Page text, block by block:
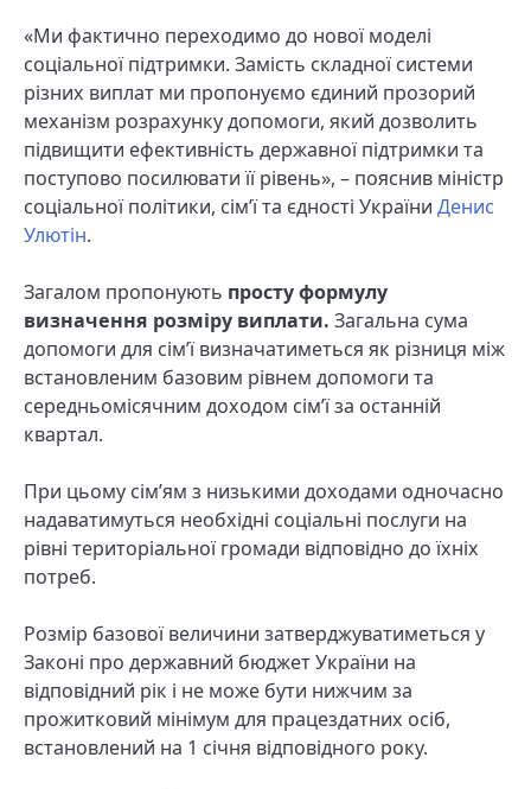
«Ми фактично переходимо до нової моделі
соціальної підтримки. Замість складної системи
різних виплат ми пропонуємо єдиний прозорий
механізм розрахунку допомоги, який дозволить
підвищити ефективність державної підтримки та
поступово посилювати її рівень», – пояснив міністр
соціальної політики, сім’ї та єдності України Денис
Улютін.
Загалом пропонують просту формулу
визначення розміру виплати. Загальна сума
допомоги для сім’ї визначатиметься як різниця між
встановленим базовим рівнем допомоги та
середньомісячним доходом сім’ї за останній
квартал.
При цьому сім’ям з низькими доходами одночасно
надаватимуться необхідні соціальні послуги на
рівні територіальної громади відповідно до їхніх
потреб.
Розмір базової величини затверджуватиметься у
Законі про державний бюджет України на
відповідний рік і не може бути нижчим за
прожитковий мінімум для працездатних осіб,
встановлений на 1 січня відповідного року.